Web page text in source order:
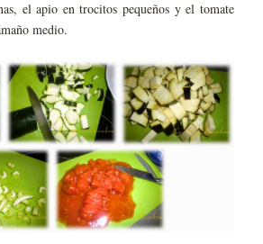
el apio en trocitos pequeños y el tomate
medio.